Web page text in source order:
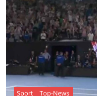
Sport Top-News